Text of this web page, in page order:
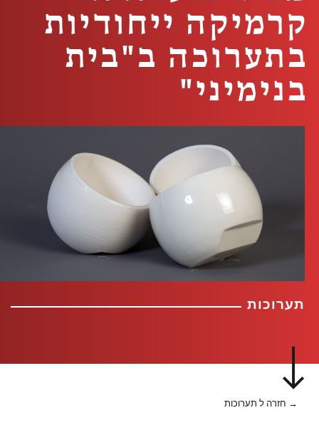
קרמיקה ייחודיות
בתערוכה ב"בית
בנימיני"
תערוכות
→ חזרה ל תערוכות